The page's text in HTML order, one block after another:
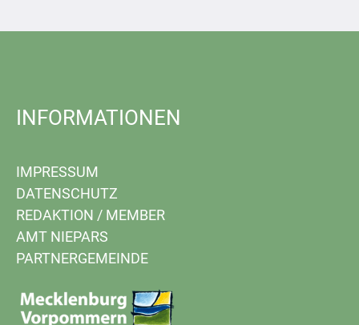
INFORMATIONEN
IMPRESSUM
DATENSCHUTZ
REDAKTION / MEMBER
AMT NIEPARS
PARTNERGEMEINDE